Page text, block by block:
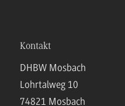
Kontakt
DHBW Mosbach
Lohrtalweg 10
74821 Mosbach